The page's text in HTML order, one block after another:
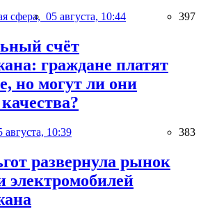
сфера, 05 августа, 10:44 397
счёт
граждане платят
но могут ли они
августа, 10:39 383
развернула рынок
электромобилей